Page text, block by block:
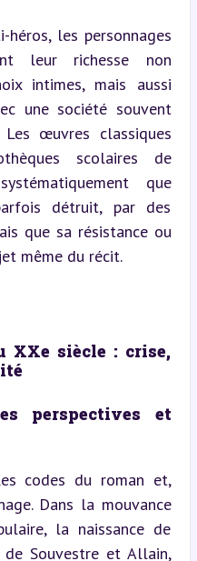
héros, les personnages
leur richesse non
intimes, mais aussi
une société souvent
œuvres classiques
scolaires de
que
détruit, par des
que sa résistance ou
même du récit.
XXe siècle : crise,
perspectives et
codes du roman et,
Dans la mouvance
la naissance de
Souvestre et Allain,